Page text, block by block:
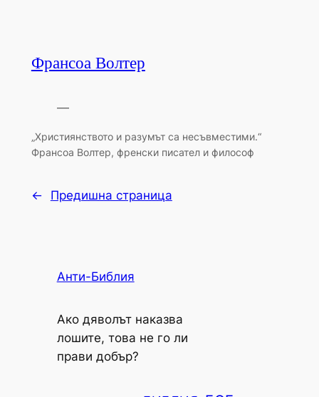
Франсоа Волтер
—
„Християнството и разумът са несъвместими.“
Франсоа Волтер, френски писател и философ
← Предишна страница
Анти-Библия
Ако дяволът наказва
лошите, това не го ли
прави добър?